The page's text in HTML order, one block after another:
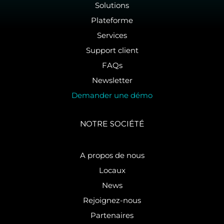
lire la suite...
PRIMO CUP
– UBS
TROPHEE
2024
40e anniversaire
a attiré 90
classes J/70,
Smeralda 888,
Longtze Premier
et Cape 31.
lire la suite...
Solutions
Plateforme
Services
Support client
FAQs
Newsletter
Demander une démo
NOTRE SOCIÉTÉ
A propos de nous
Locaux
News
Rejoignez-nous
Partenaires